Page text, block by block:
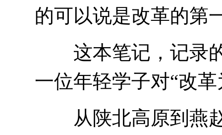
的可以说是改革的第
这本笔记，记录的
一位年轻学子对“改
从陕北高原到燕赵